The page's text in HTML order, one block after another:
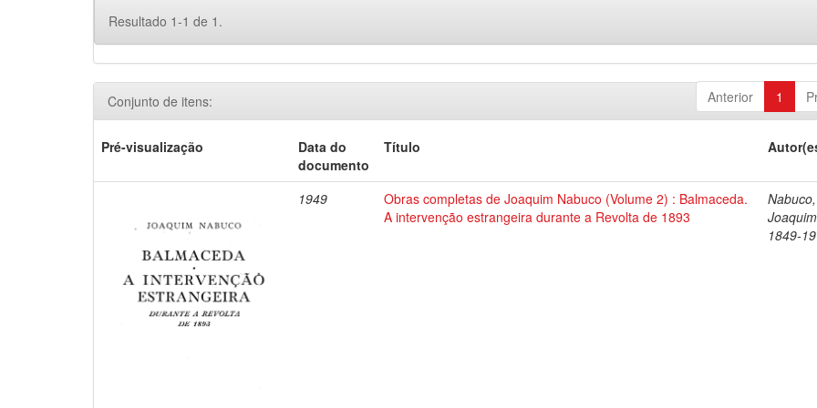
Resultado 1-1 de 1.
Anterior 1
Conjunto de itens:
Pré-visualização
Data do
documento
Título
1949
Obras completas de Joaquim Nabuco (Volume 2) : Balmaceda.
A intervenção estrangeira durante a Revolta de 1893
Nabuco,
1849-